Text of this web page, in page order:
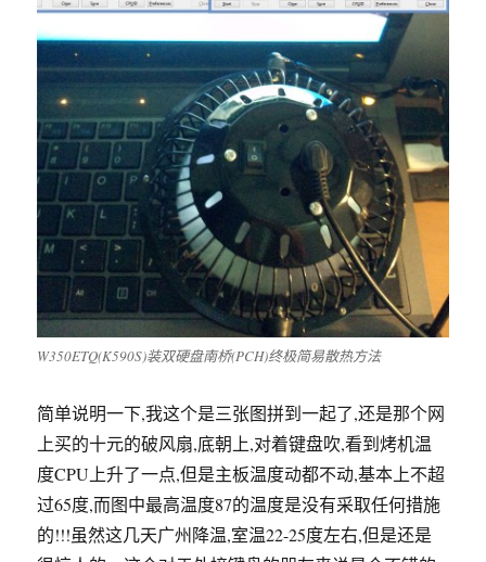
W350ETQ(K590S)装双硬盘南桥(PCH)终极简易散热方法
简单说明一下,我这个是三张图拼到一起了,还是那个网
上买的十元的破风扇,底朝上,对着键盘吹,看到烤机温
度CPU上升了一点,但是主板温度动都不动,基本上不超
过65度,而图中最高温度87的温度是没有采取任何措施
的!!!虽然这几天广州降温,室温22-25度左右,但是还是